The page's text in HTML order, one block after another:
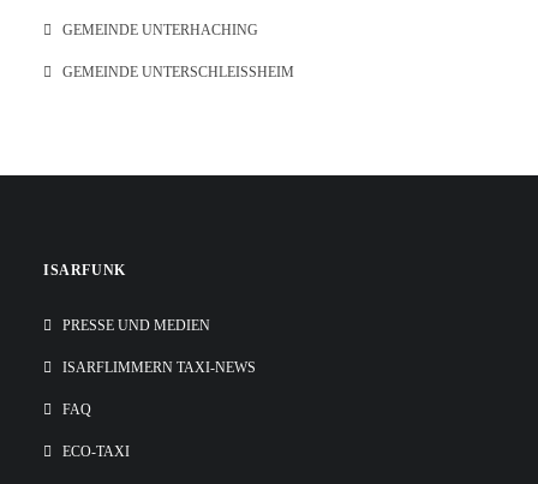
GEMEINDE UNTERHACHING
GEMEINDE UNTERSCHLEISSHEIM
ISARFUNK
PRESSE UND MEDIEN
ISARFLIMMERN TAXI-NEWS
FAQ
ECO-TAXI